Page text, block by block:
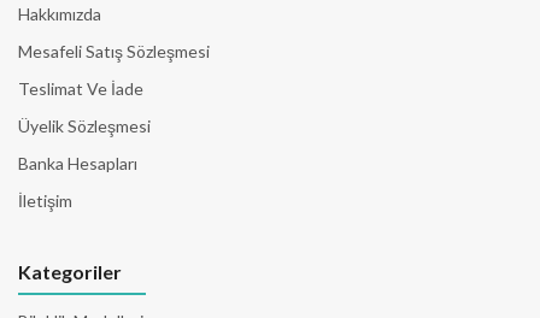
Hakkımızda
Mesafeli Satış Sözleşmesi
Teslimat Ve İade
Üyelik Sözleşmesi
Banka Hesapları
İletişim
Kategoriler